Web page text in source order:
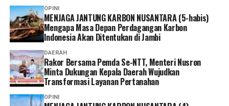
Selain lebih praktis dan menghemat waktu, menurutnya
keberadaan berbagai kanal layanan digital memberikan
lebih banyak pilihan bagi peserta untuk mengurus
administrasi sesuai kebutuhan dan kondisi masing-
masing.
Ia pun menganggap kepesertaan JKN penting dimiliki
sebagai bentuk perlindungan kesehatan bagi diri sendiri
dan keluarga sekaligus mendukung keberlangsungan
OPINI
MENJAGA JANTUNG KARBON NUSANTARA (5-habis)
Mengapa Masa Depan Perdagangan Karbon
Indonesia Akan Ditentukan di Jambi
DAERAH
Rakor Bersama Pemda Se-NTT, Menteri Nusron
Minta Dukungan Kepala Daerah Wujudkan
Transformasi Layanan Pertanahan
OPINI